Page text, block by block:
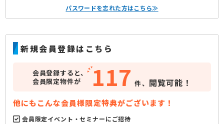
パスワードを忘れた方はこちら≫
新規会員登録はこちら
会員登録すると、
会員限定物件が
117 件、 閲覧可能！
他にもこんな会員様限定特典がございます！
会員限定イベント・セミナーにご招待